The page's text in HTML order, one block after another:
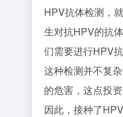
HPV抗体检测，
生对抗HPV的抗
们需要进行HPV抗
这种检测并不复
的危害，这点投资
因此，接种了